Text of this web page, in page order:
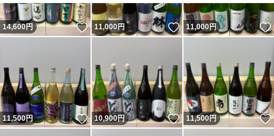
14,600円 いいね！
11,000円 いいね！
11,000円
11,500円 いいね！
10,900円 いいね！
11,500円